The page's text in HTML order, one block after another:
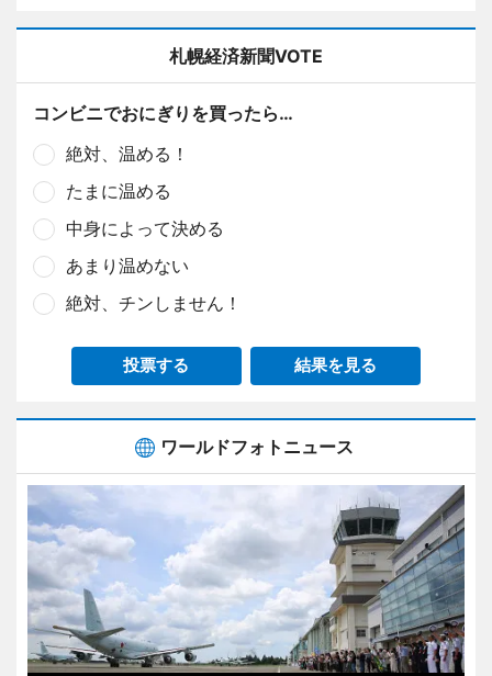
札幌経済新聞VOTE
コンビニでおにぎりを買ったら…
絶対、温める！
たまに温める
中身によって決める
あまり温めない
絶対、チンしません！
投票する 結果を見る
ワールドフォトニュース